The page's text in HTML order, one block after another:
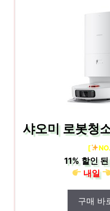
샤오미 로봇청
[
11% 할인 된
내일
구매 바